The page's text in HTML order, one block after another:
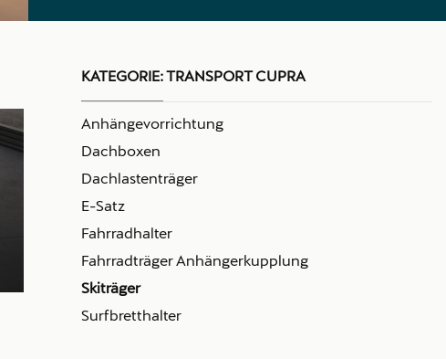
KATEGORIE:TRANSPORT CUPRA
Anhängevorrichtung
Dachboxen
Dachlastenträger
E-Satz
Fahrradhalter
Fahrradträger Anhängerkupplung
Skiträger
Surfbretthalter